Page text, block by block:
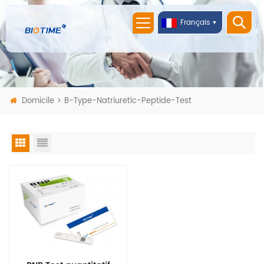
Français
Domicile B-Type-Natriuretic-Peptide-Test